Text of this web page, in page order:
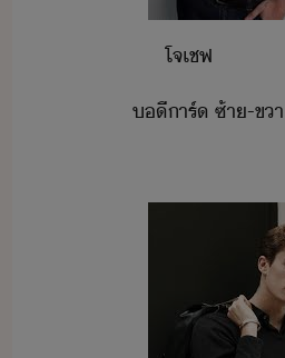
โจ​เชฟ​
ี​าร์​ ​ซ้า​-​ข